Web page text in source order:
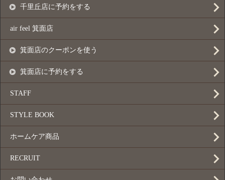
千里丘店に予約をする
air feel 箕面店
箕面店のクーポンを使う
箕面店に予約をする
STAFF
STYLE BOOK
ホームケア商品
RECRUIT